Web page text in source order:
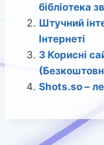
бібліотека
Штучний
Інтернеті
3 Корисні
Shots.so –